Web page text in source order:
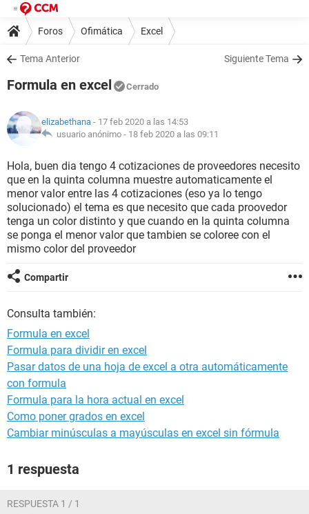
Foros Ofimática Excel
Tema Anterior Siguiente Tema
Formula en excel Cerrado
elizabethana - 17 feb 2020 a las 14:53
usuario anónimo - 18 feb 2020 a las 09:11
Hola, buen dia tengo 4 cotizaciones de proveedores necesito
que en la quinta columna muestre automaticamente el
menor valor entre las 4 cotizaciones (eso ya lo tengo
solucionado) el tema es que necesito que cada proovedor
tenga un color distinto y que cuando en la quinta columna
se ponga el menor valor que tambien se coloree con el
mismo color del proveedor
Compartir
Consulta también:
Formula en excel
Formula para dividir en excel
Pasar datos de una hoja de excel a otra automáticamente
con formula
Formula para la hora actual en excel
Como poner grados en excel
Cambiar minúsculas a mayúsculas en excel sin fórmula
1 respuesta
RESPUESTA 1 / 1